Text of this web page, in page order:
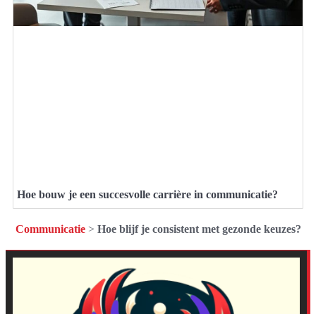
Hoe bouw je een succesvolle carrière in communicatie?
Communicatie> Hoe blijf je consistent met gezonde keuzes?